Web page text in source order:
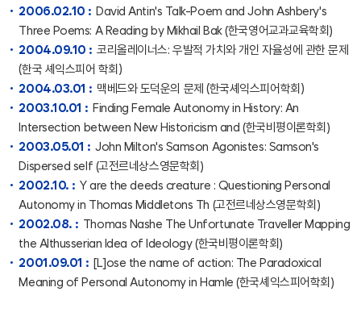
2006.02.10 : David Antin's Talk-Poem and John Ashbery's
Three Poems: A Reading by Mikhail Bak (한국영어교과교육학회)
2004.09.10 : 코리올레이너스: 우발적 가치와 개인 자율성에 관한 문제
(한국 셰익스피어 학회)
2004.03.01 : 맥베드와 도덕운의 문제 (한국셰익스피어학회)
2003.10.01 : Finding Female Autonomy in History: An
Intersection between New Historicism and (한국비평이론학회)
2003.05.01 : John Milton's Samson Agonistes: Samson's
Dispersed self (고전르네상스영문학회)
2002.10. : Y are the deeds creature : Questioning Personal
Autonomy in Thomas Middletons Th (고전르네상스영문학회)
2002.08. : Thomas Nashe The Unfortunate Traveller Mapping
the Althusserian Idea of Ideology (한국비평이론학회)
2001.09.01 : [L]ose the name of action: The Paradoxical
Meaning of Personal Autonomy in Hamle (한국셰익스피어학회)